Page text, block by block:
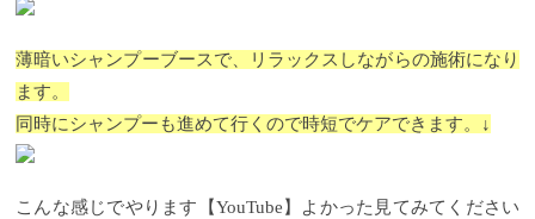
薄暗いシャンプーブースで、リラックスしながらの施術になり
ます。
同時にシャンプーも進めて行くので時短でケアできます。↓
こんな感じでやります【YouTube】よかった見てみてください